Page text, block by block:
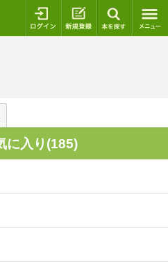
ログイン 新規登録
に入り(185)